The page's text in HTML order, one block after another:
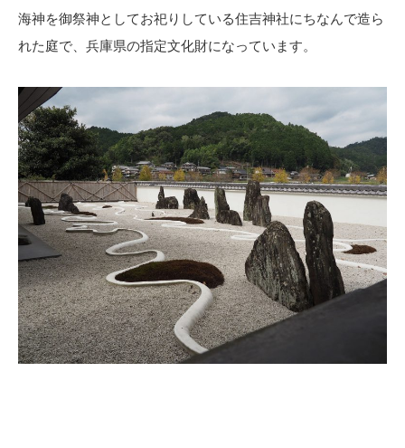
海神を御祭神としてお祀りしている住吉神社にちなんで造ら
れた庭で、兵庫県の指定文化財になっています。